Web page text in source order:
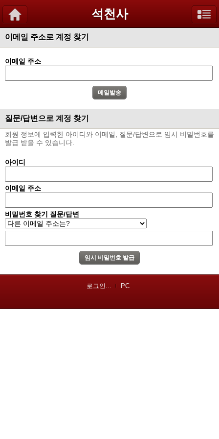
석천사
이메일 주소로 계정 찾기
이메일 주소
질문/답변으로 계정 찾기
회원 정보에 입력한 아이디와 이메일, 질문/답변으로 임시 비밀번호를
발급 받을 수 있습니다.
아이디
이메일 주소
비밀번호 찾기 질문/답변
로그인... PC